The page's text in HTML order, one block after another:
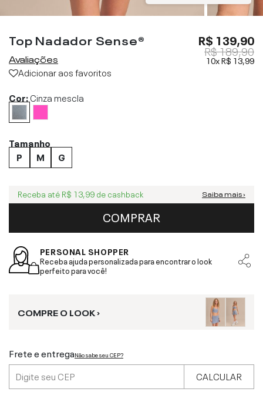
Top Nadador Sense®
Avaliações
Adicionar aos favoritos
R$ 139,90
R$ 189,90
10xR$ 13,99
Cor:Cinza mescla
Tamanho
P
M G
Receba até R$ 13,99 de cashback Saiba mais ›
COMPRAR
PERSONAL SHOPPER
Receba ajuda personalizada para encontrar o look
perfeito para você!
COMPRE O LOOK ›
Frete e entregaNão sabe seu CEP?
CALCULAR